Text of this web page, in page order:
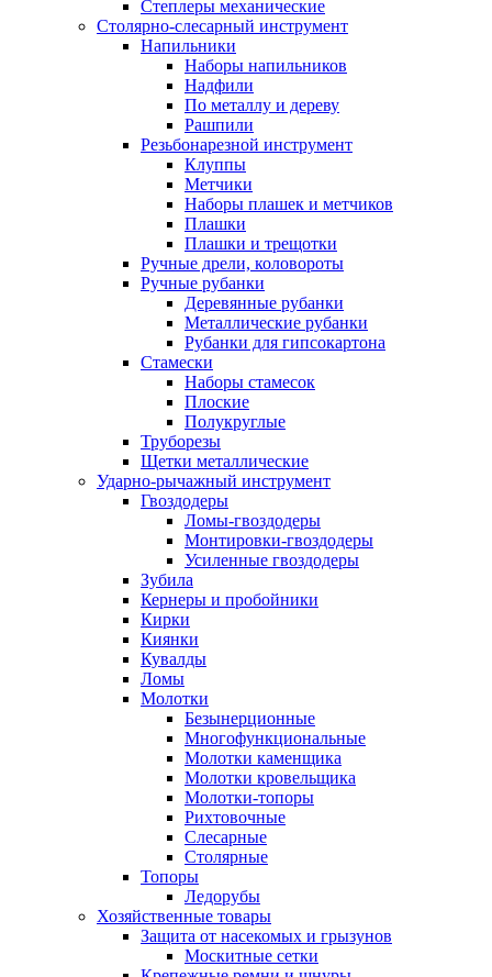
Степлеры механические
Столярно-слесарный инструмент
Напильники
Наборы напильников
Надфили
По металлу и дереву
Рашпили
Резьбонарезной инструмент
Клуппы
Метчики
Наборы плашек и метчиков
Плашки
Плашки и трещотки
Ручные дрели, коловороты
Ручные рубанки
Деревянные рубанки
Металлические рубанки
Рубанки для гипсокартона
Стамески
Наборы стамесок
Плоские
Полукруглые
Труборезы
Щетки металлические
Ударно-рычажный инструмент
Гвоздодеры
Ломы-гвоздодеры
Монтировки-гвоздодеры
Усиленные гвоздодеры
Зубила
Кернеры и пробойники
Кирки
Киянки
Кувалды
Ломы
Молотки
Безынерционные
Многофункциональные
Молотки каменщика
Молотки кровельщика
Молотки-топоры
Рихтовочные
Слесарные
Столярные
Топоры
Ледорубы
Хозяйственные товары
Защита от насекомых и грызунов
Москитные сетки